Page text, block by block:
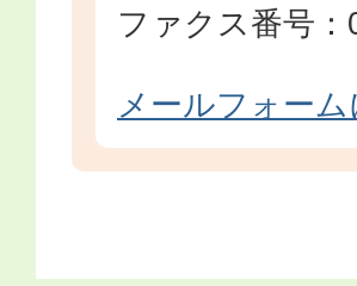
ファクス番号
メールフォー